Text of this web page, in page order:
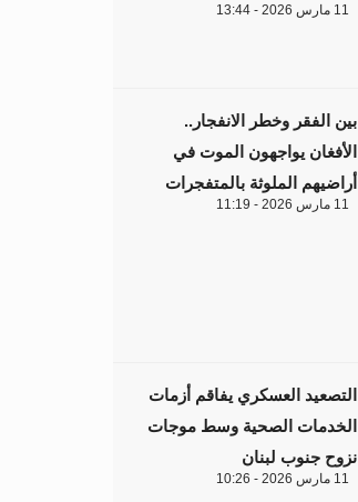
11 مارس 2026 - 13:44
بين الفقر وخطر الانفجار..
الأفغان يواجهون الموت في
أراضيهم الملوثة بالمتفجرات
11 مارس 2026 - 11:19
التصعيد العسكري يفاقم أزمات
الخدمات الصحية وسط موجات
نزوح جنوب لبنان
11 مارس 2026 - 10:26